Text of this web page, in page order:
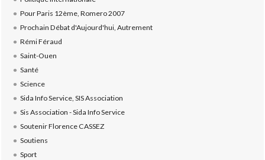
Pour Paris 12ème, Romero 2007
Prochain Débat d'Aujourd'hui, Autrement
Rémi Féraud
Saint-Ouen
Santé
Science
Sida Info Service, SIS Association
Sis Association - Sida Info Service
Soutenir Florence CASSEZ
Soutiens
Sport